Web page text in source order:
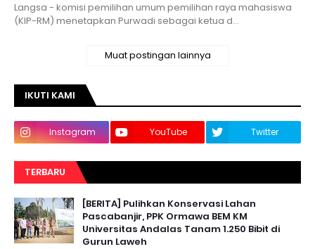
Langsa - komisi pemilihan umum pemilihan raya mahasiswa
(KIP-RM) menetapkan Purwadi sebagai ketua d…
Muat postingan lainnya
IKUTI KAMI
Instagram YouTube Twitter
TERBARU
[BERITA] Pulihkan Konservasi Lahan
Pascabanjir, PPK Ormawa BEM KM
Universitas Andalas Tanam 1.250 Bibit di
Gurun Laweh